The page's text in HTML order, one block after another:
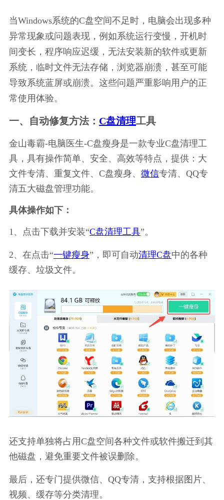
当Windows系统的C盘空间不足时，电脑会出现多种
异常现象或问题表现，例如系统运行变慢，开机时
间变长，程序响应迟缓，无法安装新的软件或更新
系统，临时文件无法存储，浏览器崩溃，甚至可能
导致系统蓝屏或崩溃。这些问题严重影响用户的正
常使用体验。
一、自动修复方法： C盘清理工具
金山毒霸-电脑医生-C盘瘦身是一款专业C盘清理工
具，具有操作简单、安全、高效等特点，提供：大
文件专清、重复文件、C盘瘦身、 微信专清、QQ专
清五大磁盘管理功能。
具体操作如下：
1、点击下载并安装“C盘清理工具”。
2、在点击“一键瘦身”，即可自动清理C盘中的各种
缓存、垃圾文件。
还支持单独将占用C盘空间各种文件或软件搬迁到其
他磁盘，避免重要文件被误删除。
最后，还专门提供微信、QQ专清，支持根据图片、
视频、缓存等分类清理。